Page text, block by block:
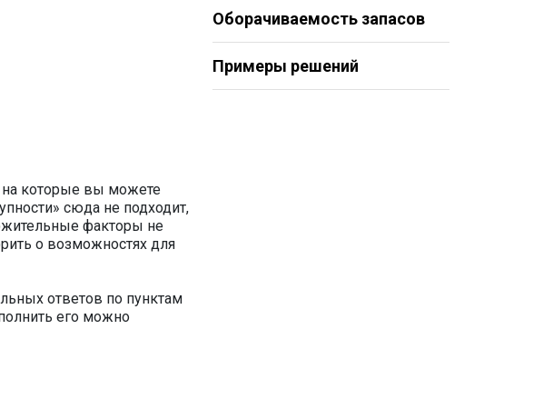
Оборачиваемость запасов
Примеры решений
на которые вы можете
сюда не подходит,
факторы не
о возможностях для
ответов по пунктам
его можно